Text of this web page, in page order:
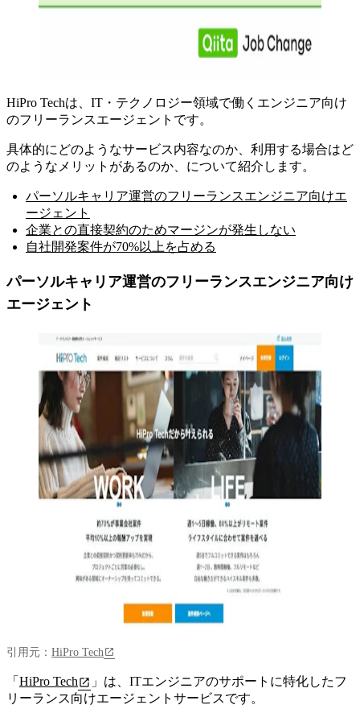
HiPro Techは、IT・テクノロジー領域で働くエンジニア向け
のフリーランスエージェントです。
具体的にどのようなサービス内容なのか、利用する場合はど
のようなメリットがあるのか、について紹介します。
パーソルキャリア運営のフリーランスエンジニア向けエ
ージェント
企業との直接契約のためマージンが発生しない
自社開発案件が70%以上を占める
パーソルキャリア運営のフリーランスエンジニア向け
エージェント
引用元： HiPro Tech
「 HiPro Tech 」は、 ITエンジニアのサポートに特化したフ
リーランス向けエージェントサービスです。